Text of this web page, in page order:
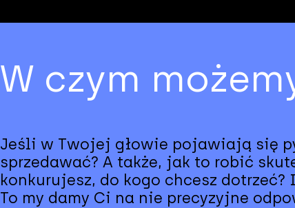
W czym
Jeśli w Twojej głowie pojawiają się
sprzedawać? A także, jak to robić
konkurujesz, do kogo chcesz
To my damy Ci na nie precyzyjne